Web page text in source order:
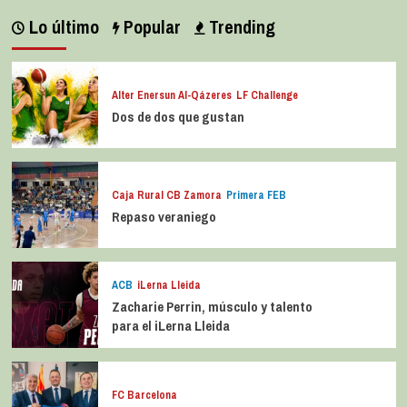
Lo último Popular Trending
Alter Enersun Al-Qázeres LF Challenge
Dos de dos que gustan
Caja Rural CB Zamora Primera FEB
Repaso veraniego
ACB iLerna Lleida
Zacharie Perrin, músculo y talento
para el iLerna Lleida
FC Barcelona